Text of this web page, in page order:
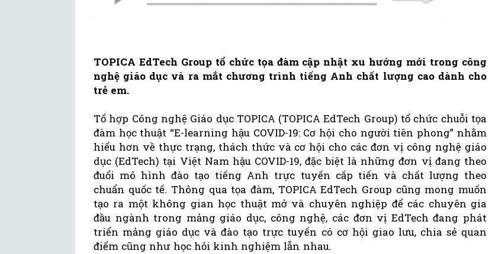
TOPICA EdTech Group tổ chức tọa đàm cập nhật xu hướng mới trong công
nghệ giáo dục và ra mắt chương trình tiếng Anh chất lượng cao dành cho
trẻ em.
Tổ hợp Công nghệ Giáo dục TOPICA (TOPICA EdTech Group) tổ chức chuỗi tọa
đàm học thuật “E-learning hậu COVID-19: Cơ hội cho người tiên phong” nhằm
hiểu hơn về thực trạng, thách thức và cơ hội cho các đơn vị công nghệ giáo
dục (EdTech) tại Việt Nam hậu COVID-19, đặc biệt là những đơn vị đang theo
đuổi mô hình đào tạo tiếng Anh trực tuyến cấp tiến và chất lượng theo
chuẩn quốc tế. Thông qua tọa đàm, TOPICA EdTech Group cũng mong muốn
tạo ra một không gian học thuật mở và chuyên nghiệp để các chuyên gia
đầu ngành trong mảng giáo dục, công nghệ, các đơn vị EdTech đang phát
triển mảng giáo dục và đào tạo trực tuyến có cơ hội giao lưu, chia sẻ quan
điểm cũng như học hỏi kinh nghiệm lẫn nhau.